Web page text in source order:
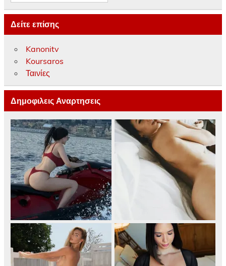
Δείτε επίσης
Kanonitv
Koursaros
Ταινίες
Δημοφιλεις Αναρτησεις